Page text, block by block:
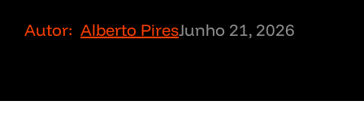
Autor: Alberto PiresJunho 21, 2026